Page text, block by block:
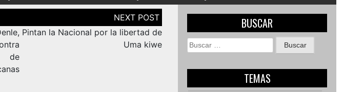
de
Pintan la Nacional por la libertad de
Uma kiwe
BUSCAR
Buscar:
TEMAS